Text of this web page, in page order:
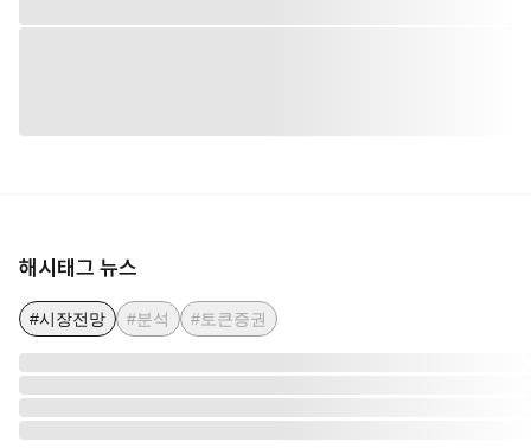
해시태그 뉴스
#시장전망 #분석 #토큰증권